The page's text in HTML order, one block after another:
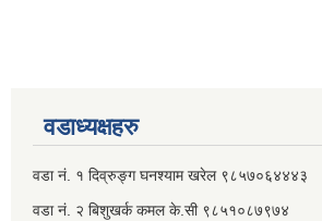
वडाध्यक्षहरु
वडा नं. १ दिव्रुङ्ग घनश्याम खरेल ९८५७०६४४४३
वडा नं. २ ‌‍बिशुखर्क कमल के.सी ९८५१०८७९७४